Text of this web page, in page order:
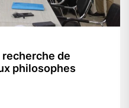
de
philosophes